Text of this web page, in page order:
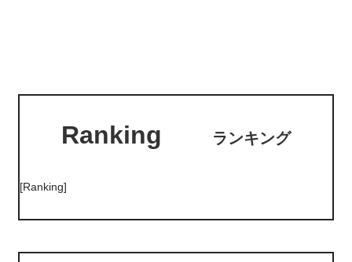
Ranking ランキング
[Ranking]